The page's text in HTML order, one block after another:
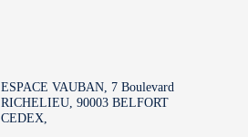
ESPACE VAUBAN, 7 Boulevard
RICHELIEU, 90003 BELFORT
CEDEX,